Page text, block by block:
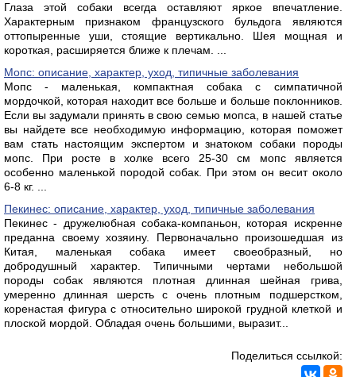
Глаза этой собаки всегда оставляют яркое впечатление.
Характерным признаком французского бульдога являются
оттопыренные уши, стоящие вертикально. Шея мощная и
короткая, расширяется ближе к плечам. ...
Мопс: описание, характер, уход, типичные заболевания
Мопс - маленькая, компактная собака с симпатичной
мордочкой, которая находит все больше и больше поклонников.
Если вы задумали принять в свою семью мопса, в нашей статье
вы найдете все необходимую информацию, которая поможет
вам стать настоящим экспертом и знатоком собаки породы
мопс. При росте в холке всего 25-30 см мопс является
особенно маленькой породой собак. При этом он весит около
6-8 кг. ...
Пекинес: описание, характер, уход, типичные заболевания
Пекинес - дружелюбная собака-компаньон, которая искренне
преданна своему хозяину. Первоначально произошедшая из
Китая, маленькая собака имеет своеобразный, но
добродушный характер. Типичными чертами небольшой
породы собак являются плотная длинная шейная грива,
умеренно длинная шерсть с очень плотным подшерстком,
коренастая фигура с относительно широкой грудной клеткой и
плоской мордой. Обладая очень большими, выразит...
Поделиться ссылкой: